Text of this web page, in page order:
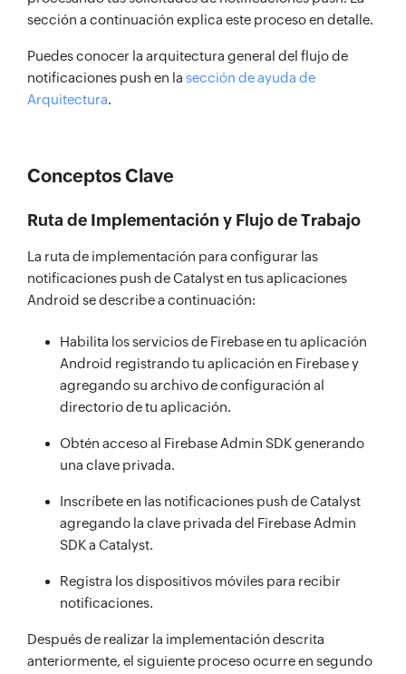
sección a continuación explica este proceso en detalle.
Puedes conocer la arquitectura general del flujo de
notificaciones push en la sección de ayuda de
Arquitectura.
Conceptos Clave
Ruta de Implementación y Flujo de Trabajo
La ruta de implementación para configurar las
notificaciones push de Catalyst en tus aplicaciones
Android se describe a continuación:
Habilita los servicios de Firebase en tu aplicación
Android registrando tu aplicación en Firebase y
agregando su archivo de configuración al
directorio de tu aplicación.
Obtén acceso al Firebase Admin SDK generando
una clave privada.
Inscríbete en las notificaciones push de Catalyst
agregando la clave privada del Firebase Admin
SDK a Catalyst.
Registra los dispositivos móviles para recibir
notificaciones.
Después de realizar la implementación descrita
anteriormente, el siguiente proceso ocurre en segundo